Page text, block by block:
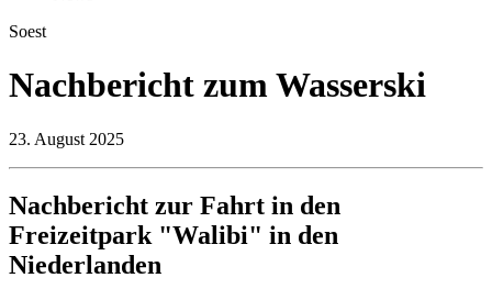
Soest
Nachbericht zum Wasserski
23. August 2025
Nachbericht zur Fahrt in den
Freizeitpark "Walibi" in den
Niederlanden